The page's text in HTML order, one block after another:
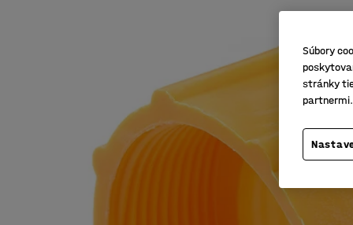
Súbory
stránky
partnermi.